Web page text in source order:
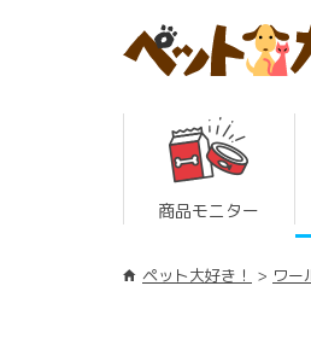
商品モニター
ペット大好き！ ワー